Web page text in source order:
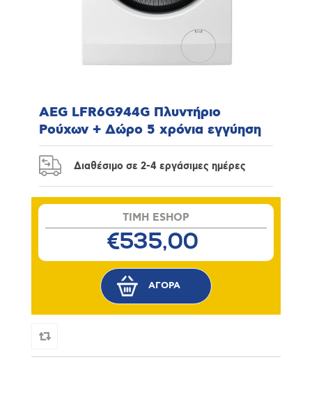
AEG LFR6G944G Πλυντήριο
Ρούχων + Δώρο 5 χρόνια εγγύηση
Διαθέσιμο σε 2-4 εργάσιμες ημέρες
TIMH ESHOP
€535,00